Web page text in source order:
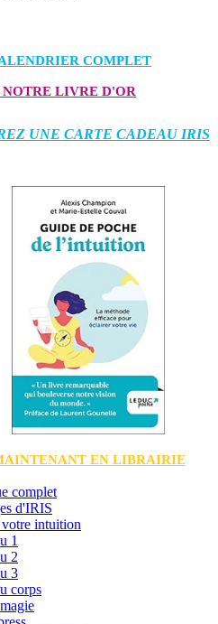
COMPLET
LIVRE D'OR
UNE CARTE CADEAU IRIS
EN LIBRAIRIE
complet
d'IRIS
intuition
1
2
3
corps